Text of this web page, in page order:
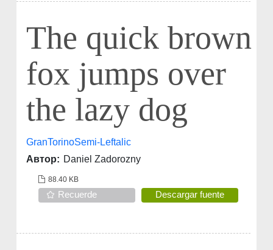
The quick brown
fox jumps over
the lazy dog
GranTorinoSemi-Leftalic
Автор: Daniel Zadorozny
88.40 KB
Recuerde Descargar fuente